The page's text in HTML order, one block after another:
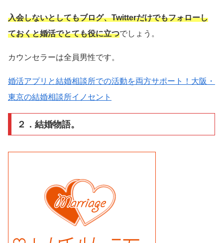
入会しないとしてもブログ、Twitterだけでもフォローし
ておくと婚活でとても役に立つでしょう。
カウンセラーは全員男性です。
婚活アプリと結婚相談所での活動を両方サポート！大阪・
東京の結婚相談所イノセント
２．結婚物語。